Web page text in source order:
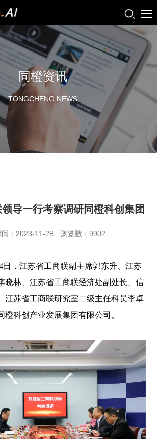
同橙资讯
TONGCHENG NEWS
导一行考察调研同橙科创集团
间：2023-11-28 浏览数：9902
，江苏省工商联副主席郭东升、江苏
晓林、江苏省工商联经济处副处长、信
江苏省工商联研究室二级主任科员李卓
橙科创产业发展集团有限公司。